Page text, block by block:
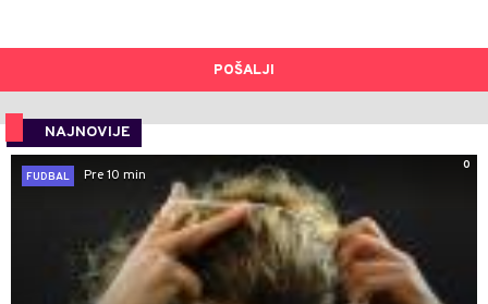
POŠALJI
NAJNOVIJE
0
FUDBAL
Pre 10 min